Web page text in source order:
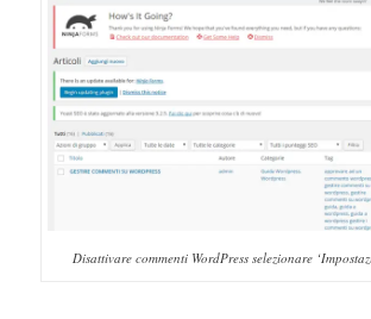
Disattivare commenti WordPress selezionare